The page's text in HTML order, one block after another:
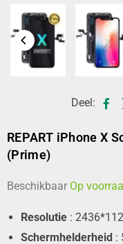
Deel:
REPART iPhone X
(Prime)
Beschikbaar Op
Resolutie :
Schermhelderheid :